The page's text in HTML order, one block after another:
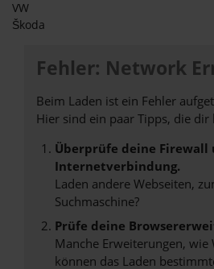
VW
Škoda
Fehler: Network
Beim Laden ist ein Fehler
Hier sind ein paar Tipps, die dir
Überprüfe deine Firewall
Internetverbindung.
Laden andere Webseiten,
Suchmaschine?
Prüfe deine
Manche Erweiterungen, wie
können das Laden